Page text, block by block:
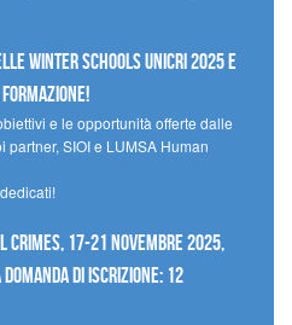
Winter Schools UNICRI 2025 e
e le opportunità offerte dalle
SIOI e LUMSA Human
17-21 novembre 2025,
di iscrizione: 12